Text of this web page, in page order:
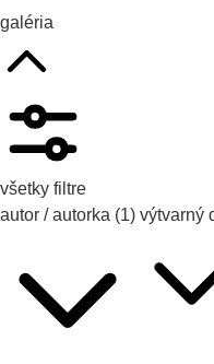
galéria
všetky filtre
autor / autorka (1) výtvarný